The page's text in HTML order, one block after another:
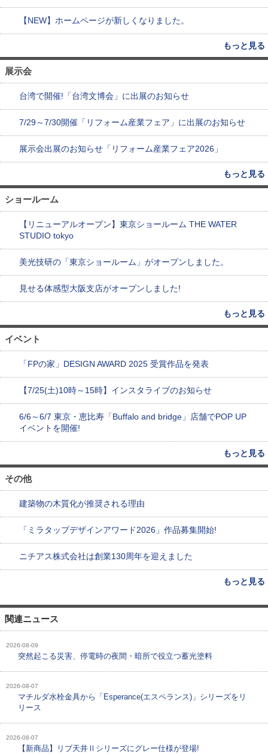
【NEW】ホームページが新しくなりました。
もっと見る
展示会
台湾で開催!「台湾文博会」に出展のお知らせ
7/29～7/30開催「リフォーム産業フェア」に出展のお知らせ
展示会出展のお知らせ「リフォーム産業フェア2026」
もっと見る
ショールーム
【リニューアルオープン】東京ショールーム THE WATER
STUDIO tokyo
美光技研の「東京ショールーム」がオープンしました。
見せる体感型大阪支店がオープンしました!
もっと見る
イベント
「FPの家」DESIGN AWARD 2025 受賞作品を発表
【7/25(土)10時～15時】インスタライブのお知らせ
6/6～6/7 東京・恵比寿「Buffalo and bridge」店舗でPOP UP
イベントを開催!
もっと見る
その他
建築物の木質化が推奨される理由
「ミラタップデザインアワード2026」作品募集開始!
ニチアス株式会社は創業130周年を迎えました
もっと見る
関連ニュース
2026-08-09
突然起こる災害、停電時の夜間・暗所で役立つ蓄光塗料
2026-08-07
マチルダ水栓金具から「Esperance(エスペランス)」シリーズをリ
リース
2026-08-07
【新商品】リブ天井Ⅱシリーズにグレー仕様が登場!